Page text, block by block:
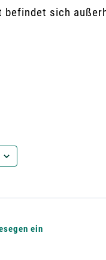
befindet sich
ein